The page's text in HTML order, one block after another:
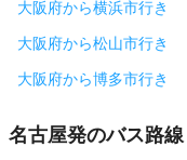
大阪府から横浜市行き
大阪府から松山市行き
大阪府から博多市行き
名古屋発のバス路線